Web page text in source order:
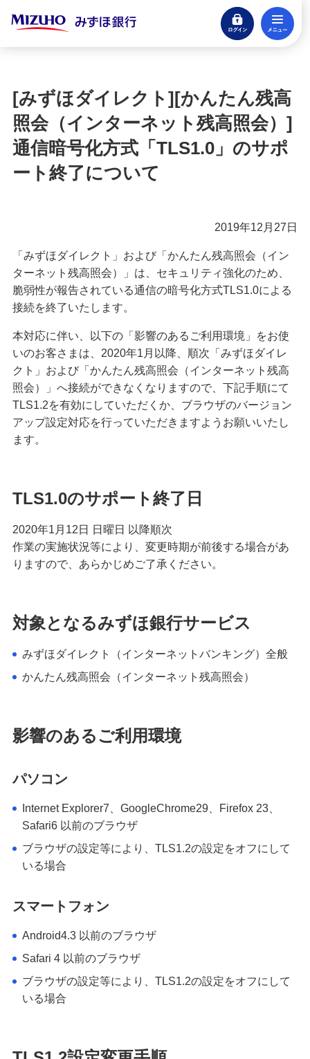
ログイン
閉じる
サービス連携
[みずほダイレクト][かんたん残高照会（インター
ネット残高照会）]通信暗号化方式「TLS1.0」の
サポート終了について
みずほダイレクト［テレホンバンキング］オペレ
ーターサービス廃止について
【重要】みずほダイレクトでの振込・ペイジーのご
利用には、ご利用カード（アプリ版）またはワンタ
イムパスワードが必要です。
【重要】みずほダイレクトでの振込・ペイジーのご
利用には、ご利用カード（アプリ版）またはワンタ
イムパスワードが必要です。
定期的なお客さま情報等ご確認のお願い
みずほダイレクトセキュリティ強化に伴う仕様変更
について
セキュリティの取り組み
みずほマイレージクラブ
みずほプレミアムクラブ
ローン
住宅ローン・カードローン
貯める・増やす
預金・NISA・資産運用
相続・保険
生涯学習
お客さまサポート
困ったときは・よくあるご質問
みずほ銀行について
[みずほダイレクト][かんたん残高
照会（インターネット残高照会）]
通信暗号化方式「TLS1.0」のサポ
ート終了について
2019年12月27日
「みずほダイレクト」および「かんたん残高照会（イン
ターネット残高照会）」は、セキュリティ強化のため、
脆弱性が報告されている通信の暗号化方式TLS1.0による
接続を終了いたします。
本対応に伴い、以下の「影響のあるご利用環境」をお使
いのお客さまは、2020年1月以降、順次「みずほダイレ
クト」および「かんたん残高照会（インターネット残高
照会）」へ接続ができなくなりますので、下記手順にて
TLS1.2を有効にしていただくか、ブラウザのバージョン
アップ設定対応を行っていただきますようお願いいたし
ます。
TLS1.0のサポート終了日
2020年1月12日 日曜日 以降順次
作業の実施状況等により、変更時期が前後する場合があ
りますので、あらかじめご了承ください。
対象となるみずほ銀行サービス
みずほダイレクト（インターネットバンキング）全般
かんたん残高照会（インターネット残高照会）
影響のあるご利用環境
パソコン
Internet Explorer7、GoogleChrome29、Firefox 23、
Safari6 以前のブラウザ
ブラウザの設定等により、TLS1.2の設定をオフにして
いる場合
スマートフォン
Android4.3 以前のブラウザ
Safari 4 以前のブラウザ
ブラウザの設定等により、TLS1.2の設定をオフにして
いる場合